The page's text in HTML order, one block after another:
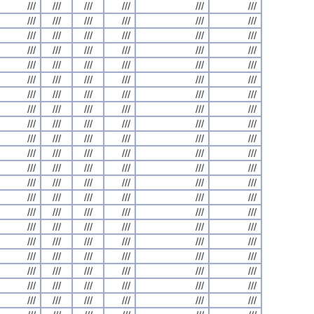
/// /// /// /// ///
///
///
/// /// /// ///
///
///
/// /// /// ///
///
///
/// /// /// ///
///
///
/// /// /// ///
///
///
/// /// /// ///
///
///
/// /// /// ///
///
///
/// /// /// ///
///
///
/// /// /// ///
///
///
/// /// /// ///
///
///
/// /// /// ///
///
///
/// /// /// ///
///
///
/// /// /// ///
///
///
/// /// /// ///
///
///
/// /// /// ///
///
///
/// /// /// ///
///
///
/// /// /// ///
///
///
/// /// /// ///
///
///
/// /// /// ///
///
///
/// /// /// ///
///
///
/// /// /// ///
///